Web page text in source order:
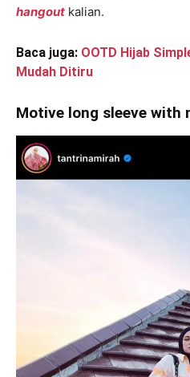
hangout kalian.
Baca juga: OOTD Hijab
Mudah Ditiru
Motive long sleeve with